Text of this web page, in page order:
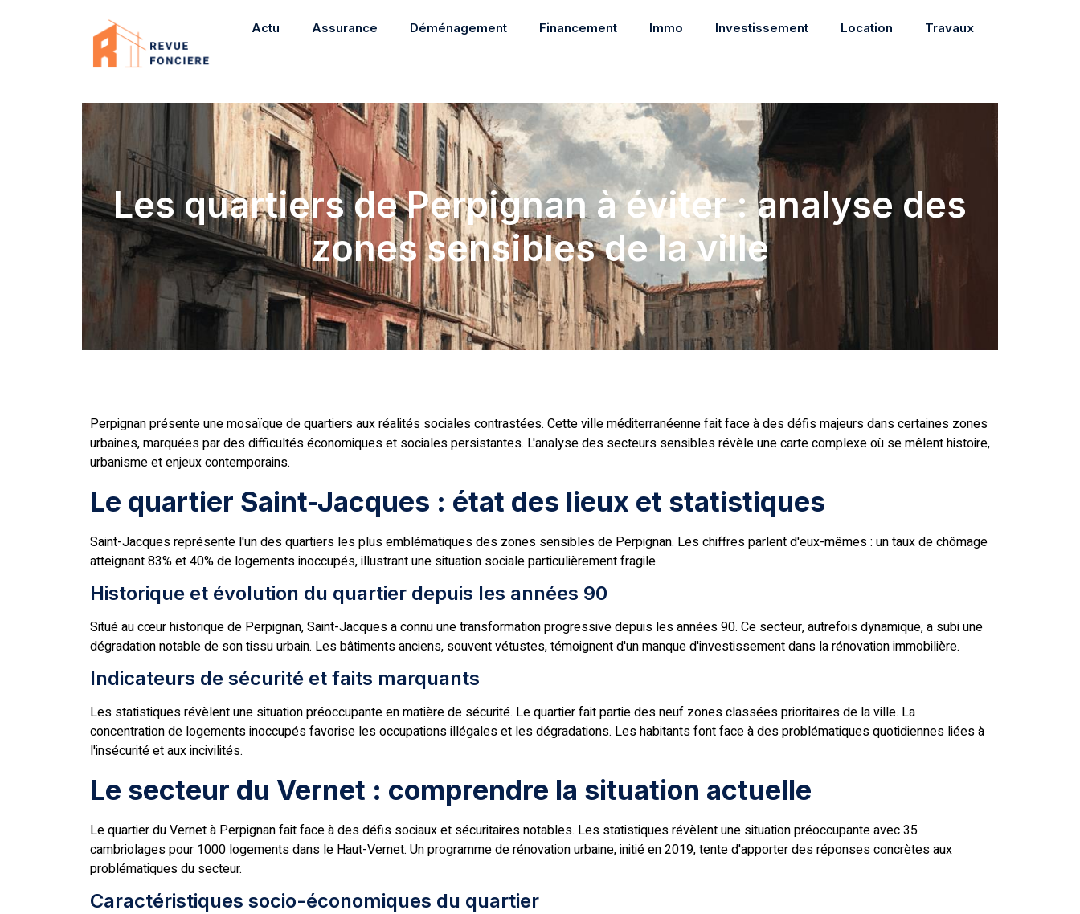
Actu Assurance Déménagement Financement Immo Investissement Location Travaux
Les quartiers de Perpignan à éviter : analyse des
zones sensibles de la ville
Perpignan présente une mosaïque de quartiers aux réalités sociales contrastées. Cette ville méditerranéenne fait face à des défis majeurs dans certaines zones
urbaines, marquées par des difficultés économiques et sociales persistantes. L'analyse des secteurs sensibles révèle une carte complexe où se mêlent histoire,
urbanisme et enjeux contemporains.
Le quartier Saint-Jacques : état des lieux et statistiques
Saint-Jacques représente l'un des quartiers les plus emblématiques des zones sensibles de Perpignan. Les chiffres parlent d'eux-mêmes : un taux de chômage
atteignant 83% et 40% de logements inoccupés, illustrant une situation sociale particulièrement fragile.
Historique et évolution du quartier depuis les années 90
Situé au cœur historique de Perpignan, Saint-Jacques a connu une transformation progressive depuis les années 90. Ce secteur, autrefois dynamique, a subi une
dégradation notable de son tissu urbain. Les bâtiments anciens, souvent vétustes, témoignent d'un manque d'investissement dans la rénovation immobilière.
Indicateurs de sécurité et faits marquants
Les statistiques révèlent une situation préoccupante en matière de sécurité. Le quartier fait partie des neuf zones classées prioritaires de la ville. La
concentration de logements inoccupés favorise les occupations illégales et les dégradations. Les habitants font face à des problématiques quotidiennes liées à
l'insécurité et aux incivilités.
Le secteur du Vernet : comprendre la situation actuelle
Le quartier du Vernet à Perpignan fait face à des défis sociaux et sécuritaires notables. Les statistiques révèlent une situation préoccupante avec 35
cambriolages pour 1000 logements dans le Haut-Vernet. Un programme de rénovation urbaine, initié en 2019, tente d'apporter des réponses concrètes aux
problématiques du secteur.
Caractéristiques socio-économiques du quartier